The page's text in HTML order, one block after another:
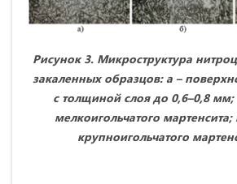
Рисунок 3. Микроструктура
закаленных образцов: а –
с толщиной слоя до 0,6–0,8 мм;
мелкоигольчатого мартенсита;
крупноигольчатого